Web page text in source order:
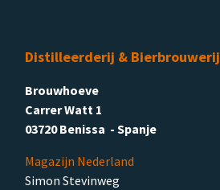
Distilleerderij & Bierbrouwerij
Brouwhoeve
Carrer Watt 1
03720 Benissa - Spanje
Magazijn Nederland
Simon Stevinweg